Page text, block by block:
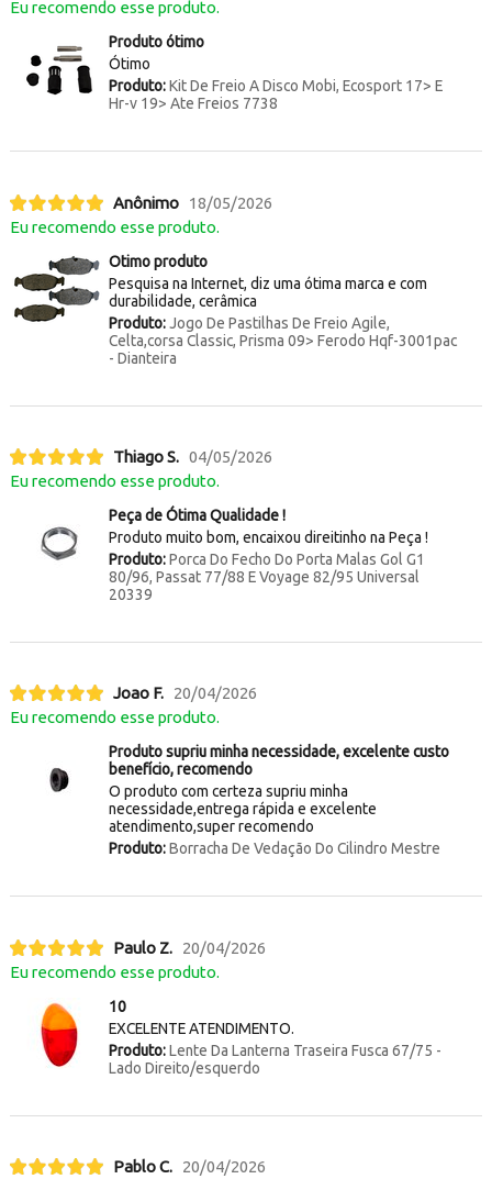
Eu recomendo esse produto.
Produto ótimo
Ótimo
Produto:Kit De Freio A Disco Mobi, Ecosport 17> E
Hr-v 19> Ate Freios 7738
Anônimo 18/05/2026
Eu recomendo esse produto.
Otimo produto
Pesquisa na Internet, diz uma ótima marca e com
durabilidade, cerâmica
Produto:Jogo De Pastilhas De Freio Agile,
Celta,corsa Classic, Prisma 09> Ferodo Hqf-3001pac
- Dianteira
Thiago S. 04/05/2026
Eu recomendo esse produto.
Peça de Ótima Qualidade !
Produto muito bom, encaixou direitinho na Peça !
Produto:Porca Do Fecho Do Porta Malas Gol G1
80/96, Passat 77/88 E Voyage 82/95 Universal
20339
Joao F. 20/04/2026
Eu recomendo esse produto.
Produto supriu minha necessidade, excelente custo
benefício, recomendo
O produto com certeza supriu minha
necessidade,entrega rápida e excelente
atendimento,super recomendo
Produto:Borracha De Vedação Do Cilindro Mestre
Paulo Z. 20/04/2026
Eu recomendo esse produto.
10
EXCELENTE ATENDIMENTO.
Produto:Lente Da Lanterna Traseira Fusca 67/75 -
Lado Direito/esquerdo
Pablo C. 20/04/2026